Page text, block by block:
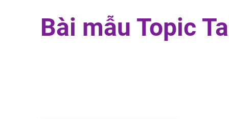
Bài mẫu Topic